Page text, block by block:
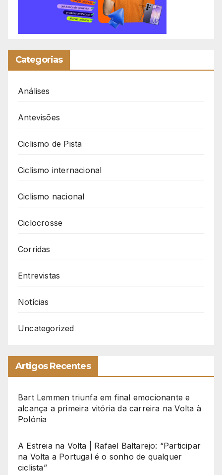
Categorias
Análises
Antevisões
Ciclismo de Pista
Ciclismo internacional
Ciclismo nacional
Ciclocrosse
Corridas
Entrevistas
Notícias
Uncategorized
Artigos Recentes
Bart Lemmen triunfa em final emocionante e
alcança a primeira vitória da carreira na Volta à
Polónia
A Estreia na Volta | Rafael Baltarejo: “Participar
na Volta a Portugal é o sonho de qualquer
ciclista”